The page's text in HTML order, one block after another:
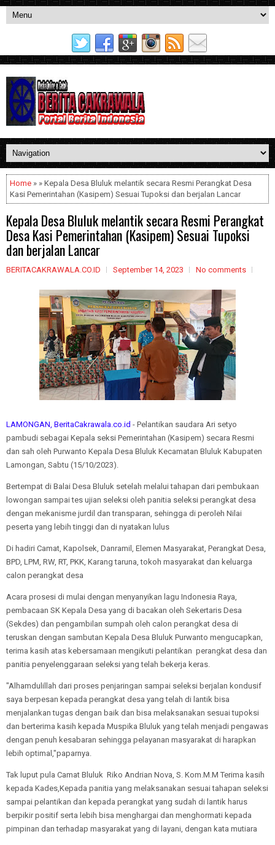
Home » » Kepala Desa Bluluk melantik secara Resmi Perangkat Desa
Kasi Pemerintahan (Kasipem) Sesuai Tupoksi dan berjalan Lancar
Kepala Desa Bluluk melantik secara Resmi Perangkat
Desa Kasi Pemerintahan (Kasipem) Sesuai Tupoksi
dan berjalan Lancar
BERITACAKRAWALA.CO.ID September 14, 2023 No comments
LAMONGAN, BeritaCakrawala.co.id - Pelantikan saudara Ari setyo
pambudi sebagai Kepala seksi Pemerintahan (Kasipem) secara Resmi
dan sah oleh Purwanto Kepala Desa Bluluk Kecamatan Bluluk Kabupaten
Lamongan, Sabtu (15/10/2023).
Bertempat di Balai Desa Bluluk setelah melalui tahapan dari pembukaan
lowongan sampai tes ujian seleksi oleh panitia seleksi perangkat desa
dengan mekanisme jurdil dan transparan, sehingga di peroleh Nilai
peserta yang lebih tinggi dan di nyatakan lulus
Di hadiri Camat, Kapolsek, Danramil, Elemen Masyarakat, Perangkat Desa,
BPD, LPM, RW, RT, PKK, Karang taruna, tokoh masyarakat dan keluarga
calon perangkat desa
Acara prosesi di mulai dengan menyanyikan lagu Indonesia Raya,
pembacaan SK Kepala Desa yang di bacakan oleh Sekertaris Desa
(Sekdes) dan pengambilan sumpah oleh calon perangkat desa di
teruskan dengan sambutan Kepala Desa Bluluk Purwanto mengucapkan,
terima kasih atas kebersamaan mengikuti pelantikan perangkat desa dan
panitia penyelenggaraan seleksi yang telah bekerja keras.
"Alhamdulillah dari proses penjaringan sampai seleksi berjalan kondusif
saya berpesan kepada perangkat desa yang telah di lantik bisa
menjalankan tugas dengan baik dan bisa melaksanakan sesuai tupoksi
dan berterima kasih kepada Muspika Bluluk yang telah menjadi pengawas
dengan penuh kesabaran sehingga pelayanan masyarakat di harapkan
lebih optimal,"paparnya.
Tak luput pula Camat Bluluk Riko Andrian Nova, S. Kom.M.M Terima kasih
kepada Kades,Kepada panitia yang melaksanakan sesuai tahapan seleksi
sampai pelantikan dan kepada perangkat yang sudah di lantik harus
berpikir positif serta lebih bisa menghargai dan menghormati kepada
pimpinan dan terhadap masyarakat yang di layani, dengan kata mutiara